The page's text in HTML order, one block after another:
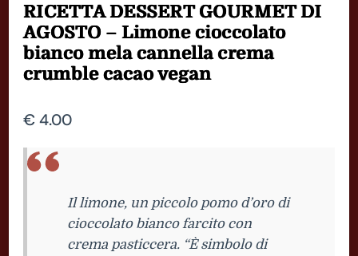
RICETTA DESSERT GOURMET DI
AGOSTO – Limone cioccolato
bianco mela cannella crema
crumble cacao vegan
€ 4.00
Il limone, un piccolo pomo d’oro di
cioccolato bianco farcito con
crema pasticcera. “È simbolo di